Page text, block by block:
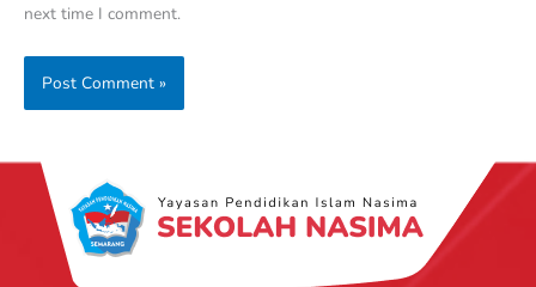
next time I comment.